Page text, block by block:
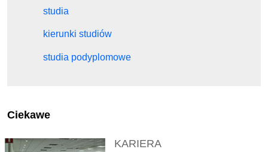
studia
kierunki studiów
studia podyplomowe
Ciekawe
KARIERA